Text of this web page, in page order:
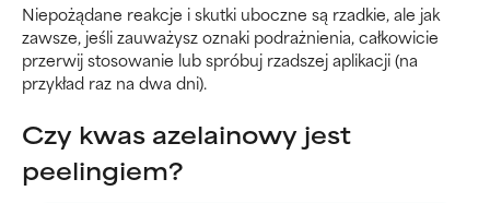
Niepożądane reakcje i skutki uboczne są rzadkie, ale jak
zawsze, jeśli zauważysz oznaki podrażnienia, całkowicie
przerwij stosowanie lub spróbuj rzadszej aplikacji (na
przykład raz na dwa dni).
Czy kwas azelainowy jest
peelingiem?